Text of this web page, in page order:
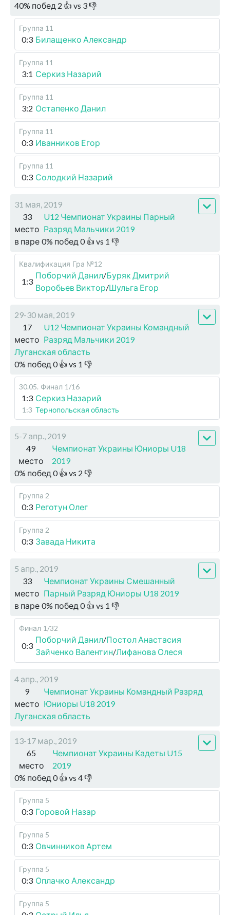
40% побед 2 👍 vs 3👎
Группа 11
0:3 Билащенко Александр
Группа 11
3:1 Серкиз Назарий
Группа 11
3:2 Остапенко Данил
Группа 11
0:3 Иванников Егор
Группа 11
0:3 Солодкий Назарий
31 мая, 2019
33
место
U12 Чемпионат Украины Парный
Разряд Мальчики 2019
в паре 0% побед 0👍 vs 1 👎
Квалификация Гра №12
1:3
Поборчий Данил/Буряк Дмитрий
Воробьев Виктор/Шульга Егор
29-30 мая, 2019
17
место
U12 Чемпионат Украины Командный
Разряд Мальчики 2019
Луганская область
0% побед 0👍 vs 1 👎
30.05. Финал 1/16
1:3 Серкиз Назарий
1:3 Тернопольская область
5-7 апр., 2019
49
место
Чемпионат Украины Юниоры U18
2019
0% побед 0👍 vs 2 👎
Группа 2
0:3 Реготун Олег
Группа 2
0:3 Завада Никита
5 апр., 2019
33
место
Чемпионат Украины Смешанный
Парный Разряд Юниоры U18 2019
в паре 0% побед 0👍 vs 1 👎
Финал 1/32
0:3
Поборчий Данил/Постол Анастасия
Зайченко Валентин/Лифанова Олеся
4 апр., 2019
9
место
Чемпионат Украины Командный Разряд
Юниоры U18 2019
Луганская область
13-17 мар., 2019
65
место
Чемпионат Украины Кадеты U15
2019
0% побед 0👍 vs 4👎
Группа 5
0:3 Горовой Назар
Группа 5
0:3 Овчинников Артем
Группа 5
0:3 Оплачко Александр
Группа 5